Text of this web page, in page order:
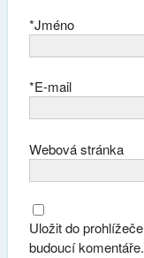
Jméno
*
E-mail
*
Webová stránka
Uložit do
budoucí komentáře.